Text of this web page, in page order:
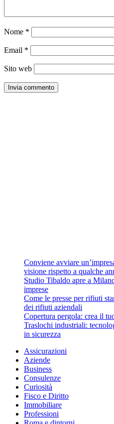
Nome *
Email *
Sito web
Conviene avviare
visione rispetto a qualche
Studio Tibaldo apre a
imprese
Come le presse per rifiuti
dei rifiuti aziendali
Copertura pergola: crea il
Traslochi industriali:
in sicurezza
Assicurazioni
Aziende
Business
Consulenze
Curiosità
Fisco e Diritto
Immobiliare
Professioni